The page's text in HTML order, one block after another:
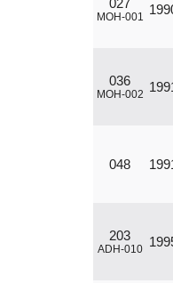
027
MOH-001
036
MOH-002
048
203
ADH-010